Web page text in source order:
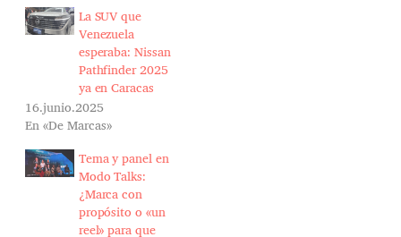
La SUV que
Venezuela
esperaba: Nissan
Pathfinder 2025
ya en Caracas
16.junio.2025
En «De Marcas»
Tema y panel en
Modo Talks:
¿Marca con
propósito o «un
reel» para que